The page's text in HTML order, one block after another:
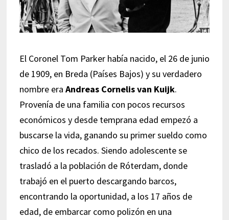
El Coronel Tom Parker había nacido, el 26 de junio
de 1909, en Breda (Países Bajos) y su verdadero
nombre era Andreas Cornelis van Kuijk.
Provenía de una familia con pocos recursos
económicos y desde temprana edad empezó a
buscarse la vida, ganando su primer sueldo como
chico de los recados. Siendo adolescente se
trasladó a la población de Róterdam, donde
trabajó en el puerto descargando barcos,
encontrando la oportunidad, a los 17 años de
edad, de embarcar como polizón en una